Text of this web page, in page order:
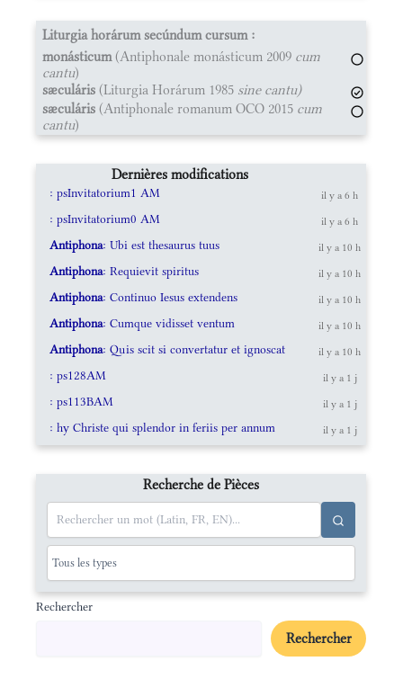
Liturgia horárum secúndum cursum :
monásticum(Antiphonale monásticum 2009 cum
cantu)
sæculáris (Liturgia Horárum 1985 sine cantu)
sæculáris (Antiphonale romanum OCO 2015 cum
cantu)
Dernières modifications
: psInvitatorium1 AM il y a 6 h
: psInvitatorium0 AM il y a 6 h
Antiphona: Ubi est thesaurus tuus il y a 10 h
Antiphona: Requievit spiritus il y a 10 h
Antiphona: Continuo Iesus extendens il y a 10 h
Antiphona: Cumque vidisset ventum il y a 10 h
Antiphona: Quis scit si convertatur et ignoscat il y a 10 h
: ps128AM il y a 1 j
: ps113BAM il y a 1 j
: hy Christe qui splendor in feriis per annum il y a 1 j
Recherche de Pièces
Rechercher
Rechercher